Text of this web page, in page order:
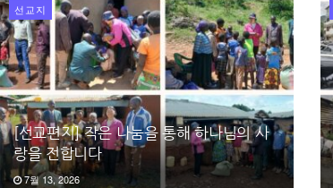
선교지
[선교편지] 작은 나눔을 통해 하나님의 사
랑을 전합니다
7월 13, 2026